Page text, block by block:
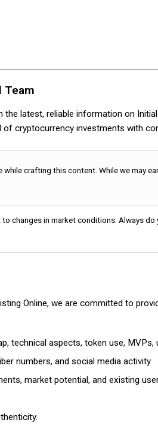
Team
the latest, reliable information on
cryptocurrency investments with
while crafting this content. While we
changes in market conditions. Always
Online, we are committed to
technical aspects, token use,
numbers, and social media activity.
market potential, and existing